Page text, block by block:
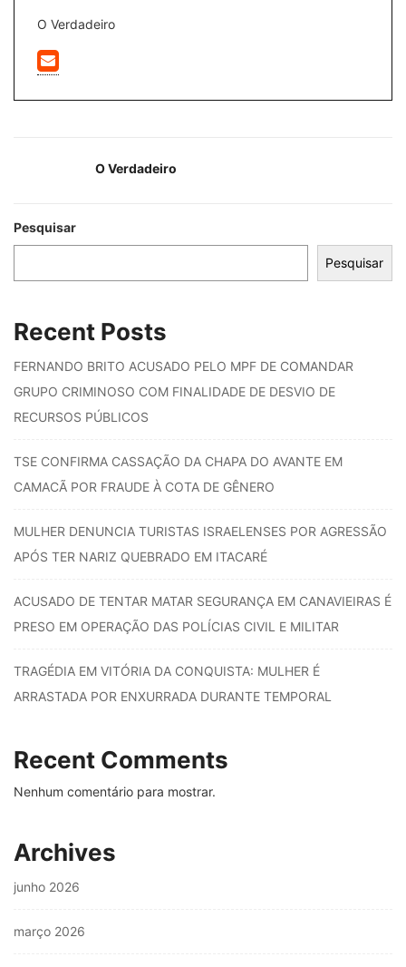
O Verdadeiro
O Verdadeiro
Pesquisar
Pesquisar
Recent Posts
FERNANDO BRITO ACUSADO PELO MPF DE COMANDAR
GRUPO CRIMINOSO COM FINALIDADE DE DESVIO DE
RECURSOS PÚBLICOS
TSE CONFIRMA CASSAÇÃO DA CHAPA DO AVANTE EM
CAMACÃ POR FRAUDE À COTA DE GÊNERO
MULHER DENUNCIA TURISTAS ISRAELENSES POR AGRESSÃO
APÓS TER NARIZ QUEBRADO EM ITACARÉ
ACUSADO DE TENTAR MATAR SEGURANÇA EM CANAVIEIRAS É
PRESO EM OPERAÇÃO DAS POLÍCIAS CIVIL E MILITAR
TRAGÉDIA EM VITÓRIA DA CONQUISTA: MULHER É
ARRASTADA POR ENXURRADA DURANTE TEMPORAL
Recent Comments
Nenhum comentário para mostrar.
Archives
junho 2026
março 2026